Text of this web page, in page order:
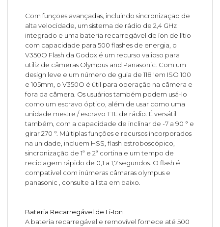
Com funções avançadas, incluindo sincronização de
alta velocidade, um sistema de rádio de 2,4 GHz
integrado e uma bateria recarregável de íon de lítio
com capacidade para 500 flashes de energia, o
V350O Flash da Godox é um recurso valioso para
utiliz de câmeras Olympus and Panasonic. Com um
design leve e um número de guia de 118 'em ISO 100
e 105mm, o V350O é útil para operação na câmera e
fora da câmera. Os usuários também podem usá-lo
como um escravo óptico, além de usar como uma
unidade mestre / escravo TTL de rádio. É versátil
também, com a capacidade de inclinar de -7 a 90 ° e
girar 270 °. Múltiplas funções e recursos incorporados
na unidade, incluem HSS, flash estroboscópico,
sincronização de 1ª e 2ª cortina e um tempo de
reciclagem rápido de 0,1 a 1,7 segundos. O flash é
compatível com inúmeras câmaras olympus e
panasonic , consulte a lista em baixo.
Bateria Recarregável de Li-Ion
A bateria recarregável e removível fornece até 500